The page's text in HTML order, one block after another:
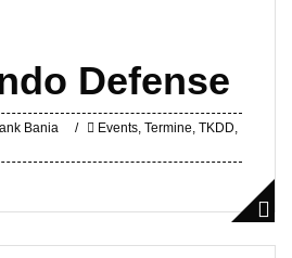
Defense
Bania Events, Termine, TKDD,